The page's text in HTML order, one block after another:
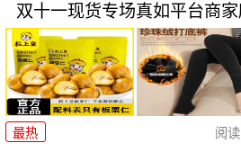
双十一现货专场真如平台商家
最热 阅读